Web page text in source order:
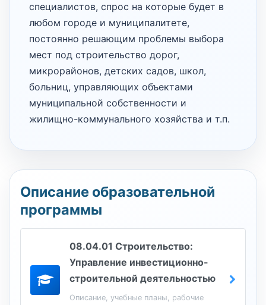
специалистов, спрос на которые будет в
любом городе и муниципалитете,
постоянно решающим проблемы выбора
мест под строительство дорог,
микрорайонов, детских садов, школ,
больниц, управляющих объектами
муниципальной собственности и
жилищно-коммунального хозяйства и т.п.
Описание образовательной
программы
08.04.01 Строительство:
Управление инвестиционно-
строительной деятельностью
Описание, учебные планы, рабочие